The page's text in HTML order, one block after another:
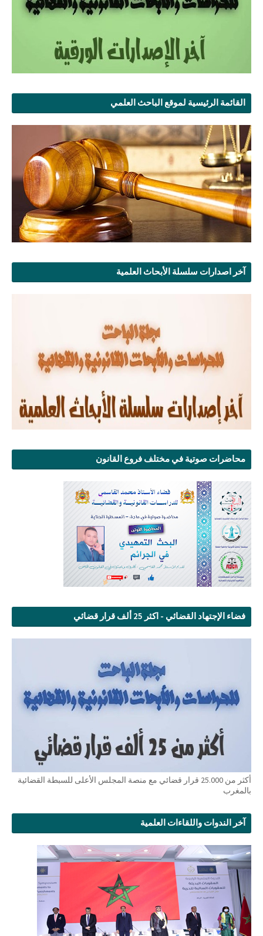
القائمة الرئيسية لموقع الباحث العلمي
آخر اصدارات سلسلة الأبحاث العلمية
محاضرات صوتية في مختلف فروع القانون
فضاء الإجتهاد القضائي - اكثر 25 ألف قرار قضائي
أكثر من 25.000 قرار قضائي مع منصة المجلس الأعلى للسبطة القضائية
بالمغرب
آخر الندوات واللقاءات العلمية